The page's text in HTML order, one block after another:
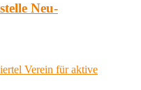
Neu-
Verein für aktive